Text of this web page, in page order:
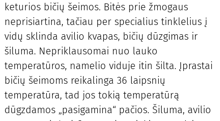
keturios bičių šeimos. Bitės prie žmogaus
neprisiartina, tačiau per specialius tinklelius į
vidų sklinda avilio kvapas, bičių dūzgimas ir
šiluma. Nepriklausomai nuo lauko
temperatūros, namelio viduje itin šilta. Įprastai
bičių šeimoms reikalinga 36 laipsnių
temperatūra, tad jos tokią temperatūrą
dūgzdamos „pasigamina“ pačios. Šiluma, avilio